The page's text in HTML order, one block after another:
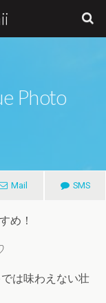
Photo
Mail SMS
め！
は味わえない壮